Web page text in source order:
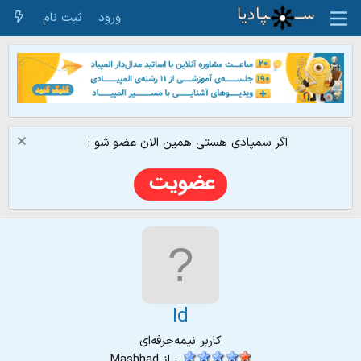
ورود ثبت نام
اگر سمپادی هستی همین الان عضو شو :
Id
کاربر نیمه‌حرفه‌ای